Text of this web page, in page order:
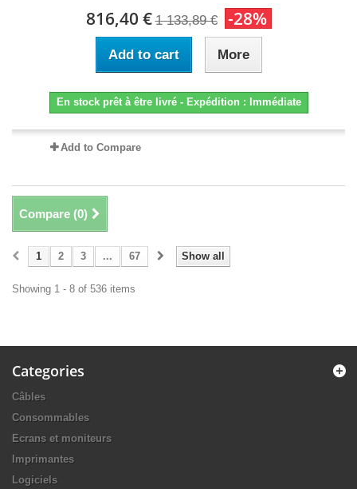
816,40 € 1 133,89 € -28%
Add to cart More
En stock prêt à être livré - Expédition : Immédiate
Add to Compare
Compare (0)
Show all
1 2 3 ... 67
Showing 1 - 8 of 536 items
Categories
Câbles
Consommables
Ecrans et moniteurs
Imprimantes
Logiciels